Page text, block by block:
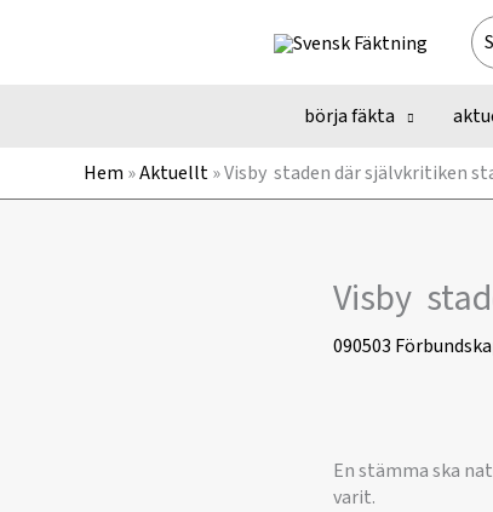
börja fäkta
Hem »Aktuellt»Visby  staden där självkritiken
Visby 
090503
En stämma ska
varit.